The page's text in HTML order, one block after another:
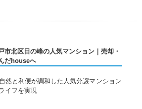
市北区日の峰の人気マンション｜売却・
だhouseへ
然と利便が調和した人気分譲マンション
イフを実現